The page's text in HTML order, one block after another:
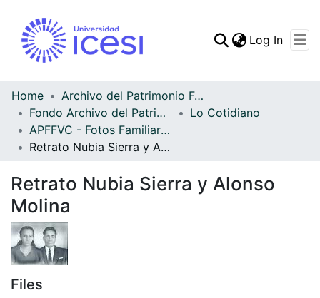
Statistics
Log In
Home
Archivo del Patrimonio Fotográfico y Fílmico del Valle del Cauca
Fondo Archivo del Patrimonio Fotográfico y Fílmico del Valle del Cauca
Lo Cotidiano
APFFVC - Fotos Familiares - Patrimonial
Retrato Nubia Sierra y Alonso Molina
Retrato Nubia Sierra y Alonso
Molina
Files